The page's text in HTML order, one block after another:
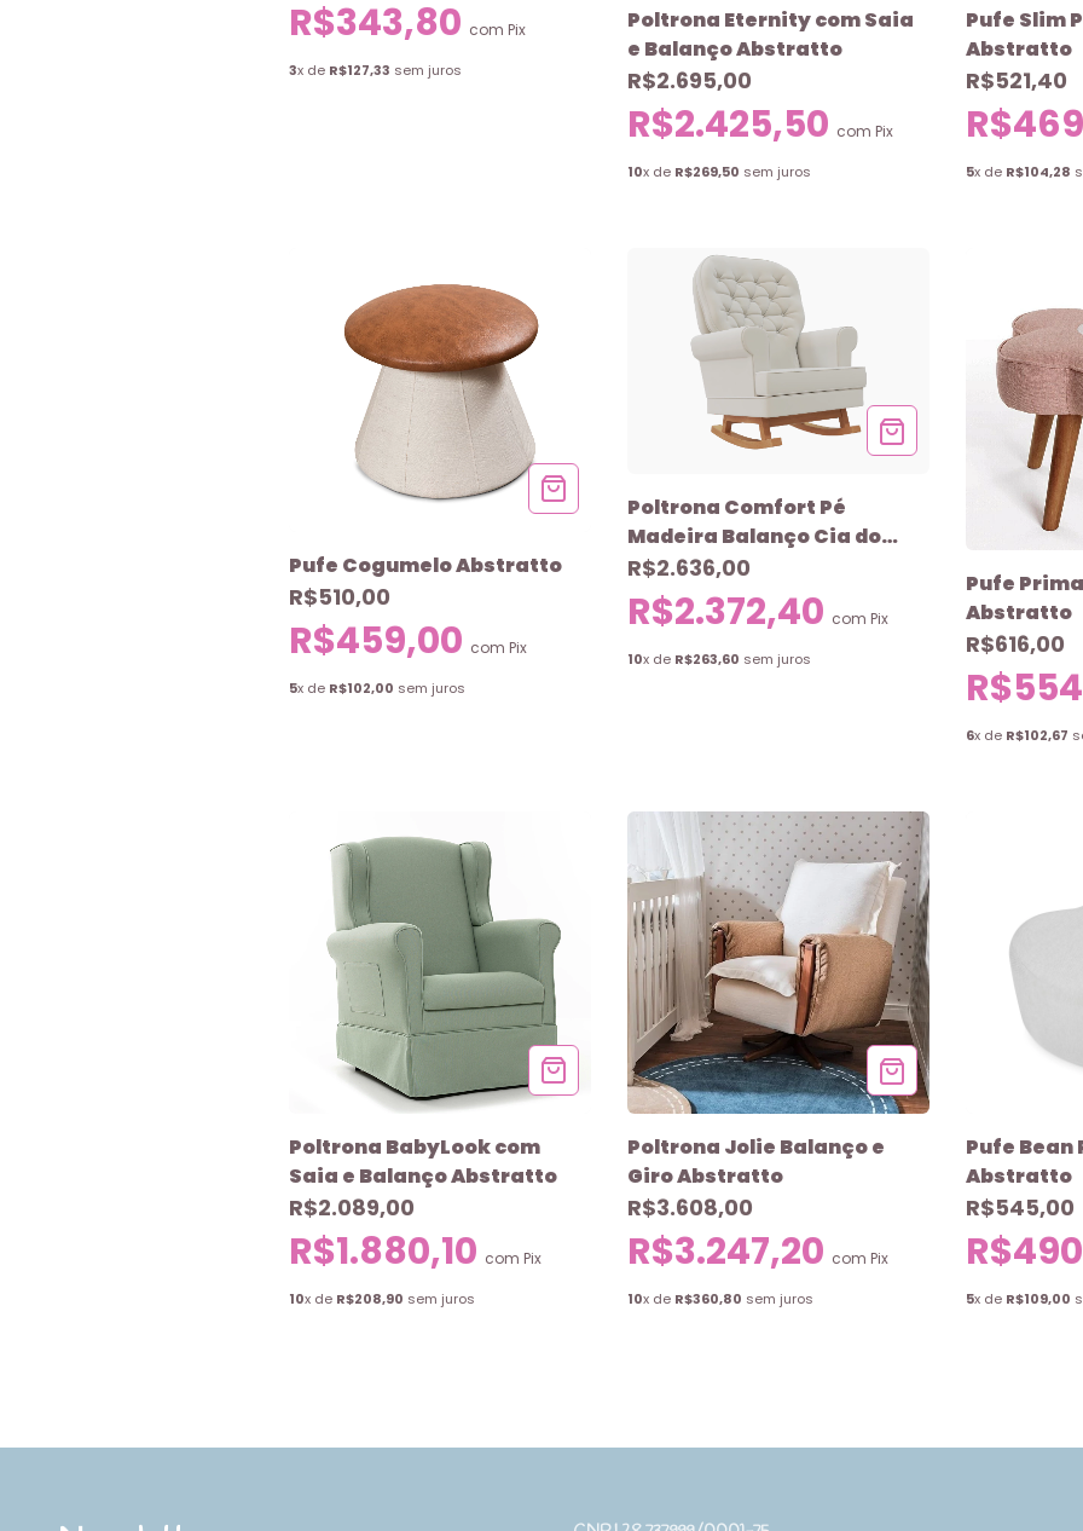
R$343,80 com Pix
3x de R$127,33 sem juros
Poltrona Eternity com Saia
e Balanço Abstratto
R$2.695,00
R$2.425,50 com Pix
10x de R$269,50 sem juros
Pufe Slim
Abstratto
R$521,40
5x de R$104,28
Pufe Cogumelo Abstratto
R$510,00
R$459,00 com Pix
5x de R$102,00 sem juros
Poltrona Comfort Pé
Madeira Balanço Cia do
Móvel
R$2.636,00
R$2.372,40 com Pix
10x de R$263,60 sem juros
Pufe
Abstratto
R$616,00
6x de R$102,67
Poltrona BabyLook com
Saia e Balanço Abstratto
R$2.089,00
R$1.880,10 com Pix
10x de R$208,90 sem juros
Poltrona Jolie Balanço e
Giro Abstratto
R$3.608,00
R$3.247,20 com Pix
10x de R$360,80 sem juros
Pufe Bean
Abstratto
R$545,00
5x de R$109,00